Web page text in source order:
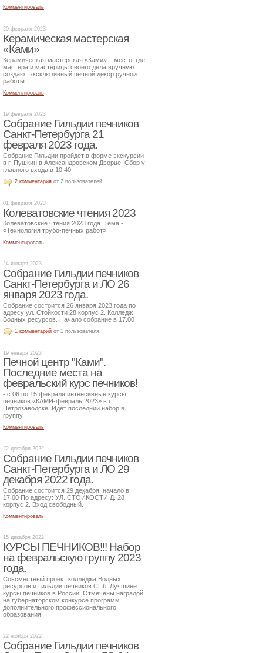
Комментировать
20 февраля 2023
Керамическая мастерская
«Ками»
Керамическая мастерская «Ками» – место, где
мастера и мастерицы своего дела вручную
создают эксклюзивный печной декор ручной
работы.
Комментировать
19 февраля 2023
Собрание Гильдии печников
Санкт-Петербурга 21
февраля 2023 года.
Собрание Гильдии пройдет в форме экскурсии
в г. Пушкин в Александровском Дворце. Сбор у
главного входа в 10.40.
2 комментария от 2 пользователей
01 февраля 2023
Колеватовские чтения 2023
Колеватовские чтения 2023 года. Тема -
«Технология трубо-печных работ».
Комментировать
24 января 2023
Собрание Гильдии печников
Санкт-Петербурга и ЛО 26
января 2023 года.
Собрание состоится 26 января 2023 года по
адресу ул. Стойкости 28 корпус 2. Колледж
Водных ресурсов. Начало собрание в 17.00
1 комментарий от 1 пользователя
19 января 2023
Печной центр "Ками".
Последние места на
февральский курс печников!
- с 06 по 15 февраля интенсивные курсы
печников «КАМИ-февраль 2023» в г.
Петрозаводске. Идет последний набор в
группу.
Комментировать
22 декабря 2022
Собрание Гильдии печников
Санкт-Петербурга и ЛО 29
декабря 2022 года.
Собрание состоится 29 декабря, начало в
17.00 По адресу: УЛ. СТОЙКОСТИ Д. 28
корпус 2. Вход свободный.
Комментировать
15 декабря 2022
КУРСЫ ПЕЧНИКОВ!!! Набор
на февральскую группу 2023
года.
Совсместный проект колледжа Водных
ресурсов и Гильдии печников СПб. Лучшиее
курсы печников в России. Отмечены наградой
на губернаторском конкурсе программ
дополнительного профессионального
образования.
22 ноября 2022
Собрание Гильдии печников